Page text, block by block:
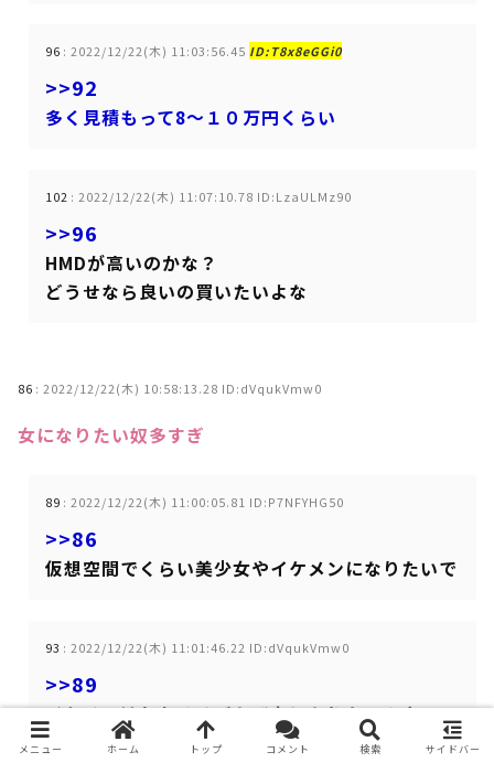
96 : 2022/12/22(木) 11:03:56.45 ID:T8x8eGGi0
>>92
多く見積もって8～１０万円くらい
102 : 2022/12/22(木) 11:07:10.78 ID:LzaULMz90
>>96
HMDが高いのかな？
どうせなら良いの買いたいよな
86 : 2022/12/22(木) 10:58:13.28 ID:dVqukVmw0
女になりたい奴多すぎ
89 : 2022/12/22(木) 11:00:05.81 ID:P7NFYHG50
>>86
仮想空間でくらい美少女やイケメンになりたいで
93 : 2022/12/22(木) 11:01:46.22 ID:dVqukVmw0
>>89
イケメンはわかるけどなぜ女になりたいんや
メニュー ホーム トップ コメント 検索 サイドバー